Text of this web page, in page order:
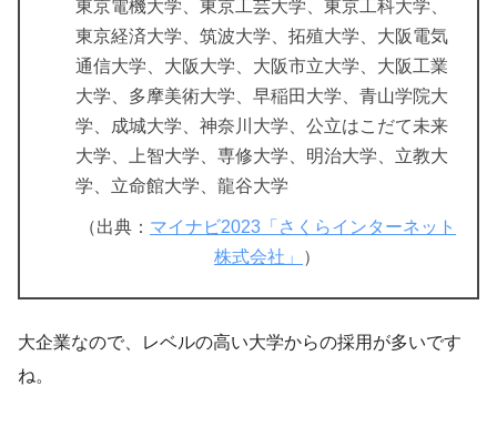
東京電機大学、東京工芸大学、東京工科大学、
東京経済大学、筑波大学、拓殖大学、大阪電気
通信大学、大阪大学、大阪市立大学、大阪工業
大学、多摩美術大学、早稲田大学、青山学院大
学、成城大学、神奈川大学、公立はこだて未来
大学、上智大学、専修大学、明治大学、立教大
学、立命館大学、龍谷大学
（出典： マイナビ2023「さくらインターネット
株式会社」
）
大企業なので、レベルの高い大学からの採用が多いです
ね。